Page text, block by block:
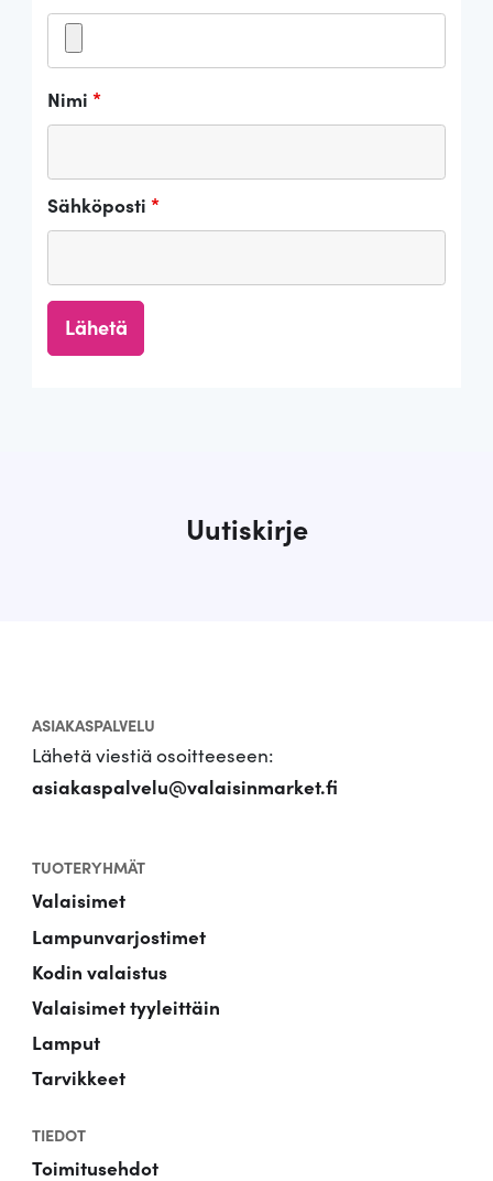
Nimi *
Sähköposti *
Uutiskirje
ASIAKASPALVELU
Lähetä viestiä osoitteeseen:
asiakaspalvelu@valaisinmarket.fi
TUOTERYHMÄT
Valaisimet
Lampunvarjostimet
Kodin valaistus
Valaisimet tyyleittäin
Lamput
Tarvikkeet
TIEDOT
Toimitusehdot